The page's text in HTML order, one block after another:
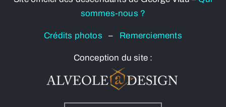
sommes-nous ?
Crédits photos– Remerciements
Conception du site :